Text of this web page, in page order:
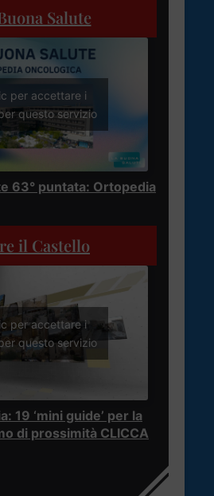
Salute
per accettare i
questo servizio
63° puntata: Ortopedia
il Castello
per accettare i
questo servizio
19 ‘mini guide’ per la
di prossimità CLICCA